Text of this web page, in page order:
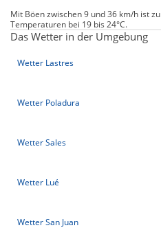
Mit Böen zwischen 9 und 36 km/h ist
Temperaturen bei 19 bis 24°C.
Das Wetter in der Umgebung
Wetter Lastres
Wetter Poladura
Wetter Sales
Wetter Lué
Wetter San Juan